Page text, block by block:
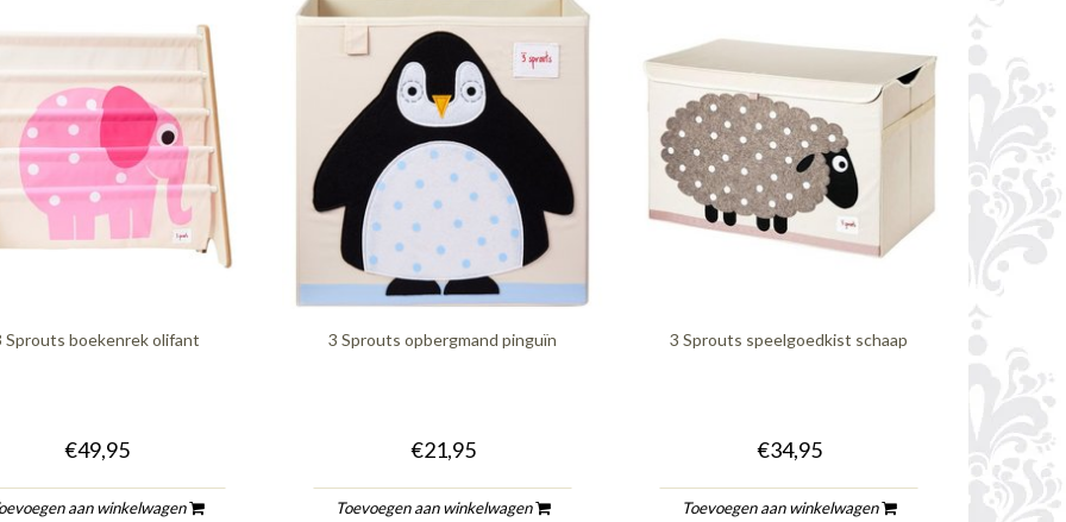
Sprouts boekenrek olifant
€49,95
aan winkelwagen
3 Sprouts opbergmand pinguïn
€21,95
Toevoegen aan winkelwagen
3 Sprouts speelgoedkist schaap
€34,95
Toevoegen aan winkelwagen